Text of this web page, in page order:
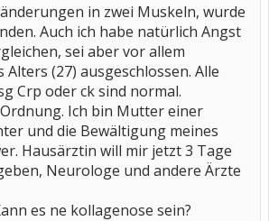
in zwei Muskeln, wurde
Auch ich habe natürlich Angst
sei aber vor allem
(27) ausgeschlossen. Alle
Crp oder ck sind normal.
Ich bin Mutter einer
und die Bewältigung meines
Hausärztin will mir jetzt 3 Tage
Neurologe und andere Ärzte
es ne kollagenose sein?